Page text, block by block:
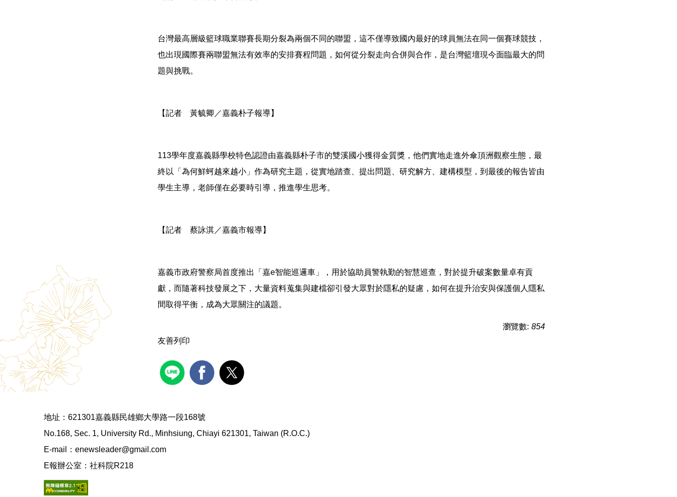
台灣最高層級籃球職業聯賽長期分裂為兩個不同的聯盟，這不僅導致國內最好的球員無法在同一個賽球競技，
也出現國際賽兩聯盟無法有效率的安排賽程問題，如何從分裂走向合併與合作，是台灣籃壇現今面臨最大的問
題與挑戰。
【記者 黃毓卿／嘉義朴子報導】
113學年度嘉義縣學校特色認證由嘉義縣朴子市的雙溪國小獲得金質獎，他們實地走進外傘頂洲觀察生態，最
終以「為何鮮蚵越來越小」作為研究主題，從實地踏查、提出問題、研究解方、建構模型，到最後的報告皆由
學生主導，老師僅在必要時引導，推進學生思考。
【記者 蔡詠淇／嘉義市報導】
嘉義市政府警察局首度推出「嘉e智能巡邏車」，用於協助員警執勤的智慧巡查，對於提升破案數量卓有貢
獻，而隨著科技發展之下，大量資料蒐集與建檔卻引發大眾對於隱私的疑慮，如何在提升治安與保護個人隱私
間取得平衡，成為大眾關注的議題。
瀏覽數: 854
友善列印
地址：621301嘉義縣民雄鄉大學路一段168號
No.168, Sec. 1, University Rd., Minhsiung, Chiayi 621301, Taiwan (R.O.C.)
E-mail：enewsleader@gmail.com
E報辦公室：社科院R218